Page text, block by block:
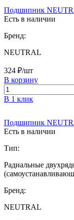
Подшипник
Есть в наличии
Бренд:
NEUTRAL
324 ₽/шт
В корзину
В 1 клик
Подшипник
Есть в наличии
Тип:
Радиальные
Бренд:
NEUTRAL